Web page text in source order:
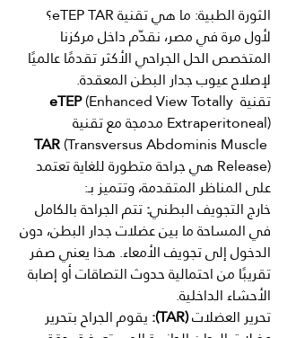
الثورة الطبية: ما هي تقنية eTEP TAR؟
لأول مرة في مصر، نقدّم داخل مركزنا
المتخصص الحل الجراحي الأكثر تقدمًا عالميًا
لإصلاح عيوب جدار البطن المعقدة.
تقنية eTEP (Enhanced View Totally
Extraperitoneal) مدمجة مع تقنية
TAR (Transversus Abdominis Muscle
Release) هي جراحة متطورة للغاية تعتمد
على المناظر المتقدمة، وتتميز بـ:
خارجالتجويفالبطني: تتم الجراحة بالكامل
في المساحة ما بين عضلات جدار البطن، دون
الدخول إلى تجويف الأمعاء. هذا يعني صفر
تقريبًا من احتمالية حدوث التصاقات أو إصابة
الأحشاء الداخلية.
تحريرالعضلات (TAR): يقوم الجراح بتحرير